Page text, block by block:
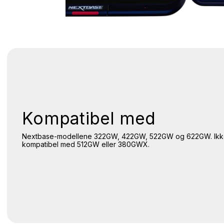
Kompatibel med
Nextbase-modellene 322GW, 422GW, 522GW og 622GW.
kompatibel med 512GW eller 380GWX.